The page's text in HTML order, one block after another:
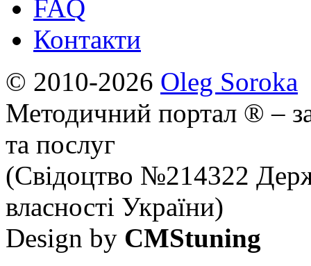
FAQ
Контакти
© 2010-2026 Oleg Soroka
Методичний портал ® –
та послуг
(Свідоцтво №214322
власності України)
Design by CMStuning